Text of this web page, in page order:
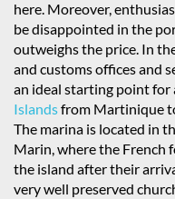
here. Moreover,
be disappointed in the
outweighs the price. In
and customs offices and
an ideal starting point for
Islandsfrom Martinique
The marina is located in
Marin, where the French
the island after their
very well preserved